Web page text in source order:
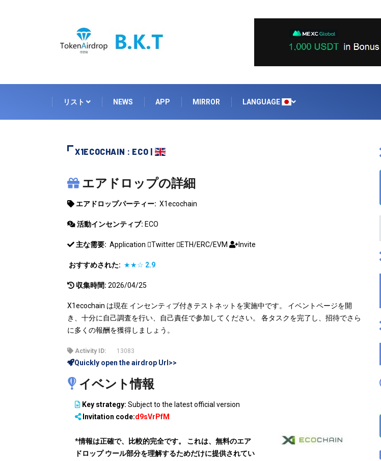
リスト NEWS APP MIRROR LANGUAGE
X1ECOCHAIN : ECO |
X1ECOCHAIN
エアドロップの詳細
エアドロップパーティー: X1ecochain
活動インセンティブ: ECO
主な需要: Application Twitter ETH/ERC/EVM Invite
おすすめされた: ★★☆ 2.9
収集時間: 2026/04/25
X1ecochain は現在 インセンティブ付きテストネットを実施中です。 イベントページを開
き、十分に自己調査を行い、自己責任で参加してください。 各タスクを完了し、招待でさら
に多くの報酬を獲得しましょう。
Activity ID: 13083
Quickly open the airdrop Url>>
イベント情報
Key strategy: Subject to the latest official version
Invitation code:d9sVrPfM
*情報は正確で、比較的完全です。 これは、無料のエア
ドロップ ウール部分を理解するためだけに提供されてい